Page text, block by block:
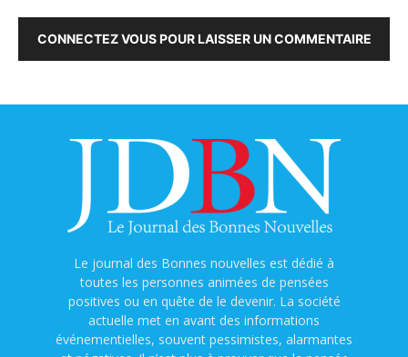
CONNECTEZ VOUS POUR LAISSER UN COMMENTAIRE
Le journal des Bonnes nouvelles est dédié à
toutes les personnes animées de pensées
positives ou en quête de le devenir. La société
actuelle met en avant des informations
événementielles, souvent pessimistes, alarmantes